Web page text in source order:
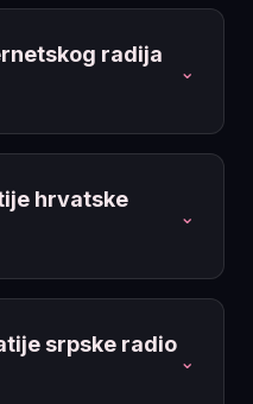
radija
⌄
hrvatske
⌄
srpske radio
⌄